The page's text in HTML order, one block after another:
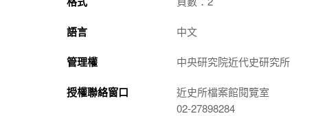
語言 中文
管理權 中央研究院近代史研究所
授權聯絡窗口
近史所檔案館閱覽室
02-27898284